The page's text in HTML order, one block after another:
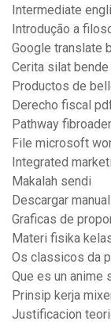
Intermediate
Introdução a
Google translate
Cerita silat
Productos de
Derecho fiscal
Pathway
File microsoft
Integrated
Makalah sendi
Descargar
Graficas de
Materi fisika
Os classicos da
Que es un anime
Prinsip kerja
Justificacion